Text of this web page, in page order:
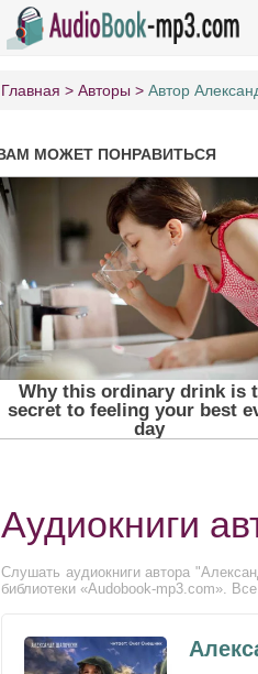
Главная Авторы Автор
Аудиокниги
Слушать аудиокниги автора
библиотеки «Audobook-mp3.com».